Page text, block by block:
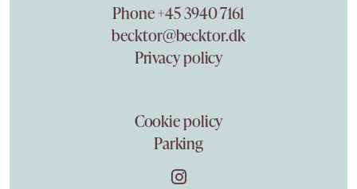
Phone +45 3940 7161
becktor@becktor.dk
Privacy policy
Cookie policy
Parking